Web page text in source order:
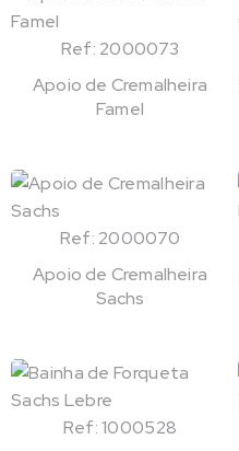
Ref: 2000073
Apoio de Cremalheira
Famel
Ref: 2000070
Apoio de Cremalheira
Sachs
Ref: 1000528